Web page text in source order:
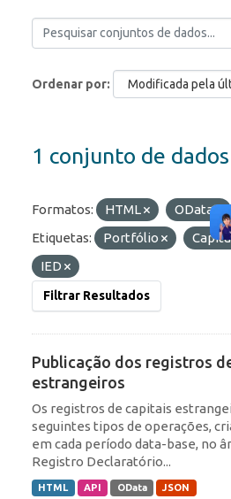
Ordenar por
1 conjunto de
Formatos: HTML OData
Etiquetas:
Portfólio
IED
Filtrar Resultados
Publicação dos registros
estrangeiros
Os registros de capitais
seguintes tipos de operações,
em cada período data-base, no
Registro Declaratório...
HTML API OData JSON